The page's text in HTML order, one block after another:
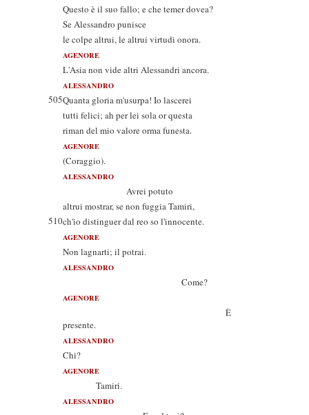
Questo è il suo fallo; e che temer dovea?
Se Alessandro punisce
le colpe altrui, le altrui virtudi onora.
AGENORE
L'Asia non vide altri Alessandri ancora.
ALESSANDRO
505Quanta gloria m'usurpa! Io lascerei
tutti felici; ah per lei sola or questa
riman del mio valore orma funesta.
AGENORE
(Coraggio).
ALESSANDRO
Avrei potuto
altrui mostrar, se non fuggia Tamiri,
510ch'io distinguer dal reo so l'innocente.
AGENORE
Non lagnarti; il potrai.
ALESSANDRO
Come?
AGENORE
È
presente.
ALESSANDRO
Chi?
AGENORE
Tamiri.
ALESSANDRO